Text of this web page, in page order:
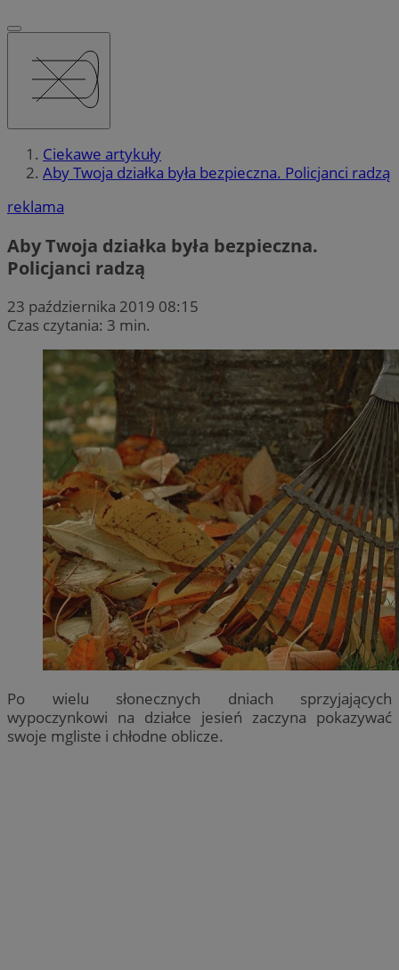
Ciekawe artykuły
Aby Twoja działka była bezpieczna. Policjanci radzą
reklama
Aby Twoja działka była bezpieczna.
Policjanci radzą
23 października 2019 08:15
Czas czytania: 3 min.
Po wielu słonecznych dniach sprzyjających
wypoczynkowi na działce jesień zaczyna pokazywać
swoje mgliste i chłodne oblicze.